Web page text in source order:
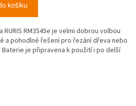
košíku
RM3545e je velmi dobrou volbou
a pohodlné řešení pro řezání dřeva nebo
je připravena k použití i po delší